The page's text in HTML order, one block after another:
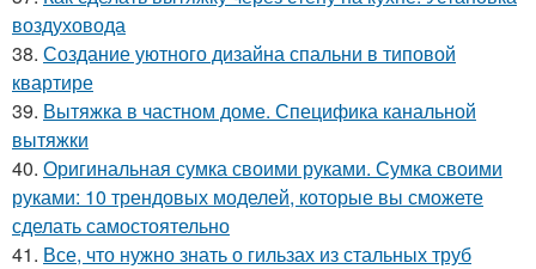
воздуховода
38. Создание уютного дизайна спальни в типовой
квартире
39. Вытяжка в частном доме. Специфика канальной
вытяжки
40. Оригинальная сумка своими руками. Сумка своими
руками: 10 трендовых моделей, которые вы сможете
сделать самостоятельно
41. Все, что нужно знать о гильзах из стальных труб